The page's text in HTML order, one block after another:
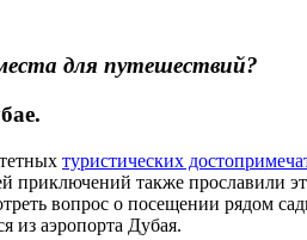
для путешествий?
туристических
приключений также прославили
вопрос о посещении рядом
из аэропорта Дубая.